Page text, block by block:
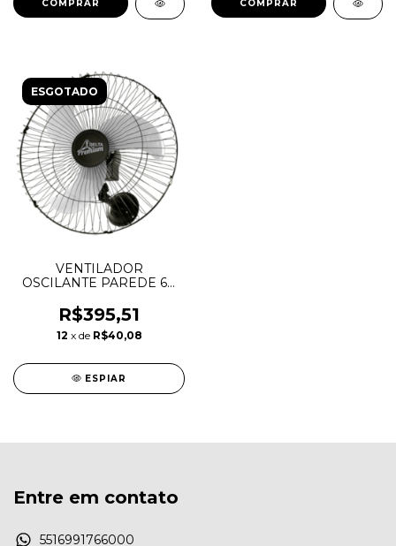
ESGOTADO
VENTILADOR
OSCILANTE PAREDE 60
PREMIUM PRETO
R$395,51
12 x de R$40,08
ESPIAR
Entre em contato
5516991766000